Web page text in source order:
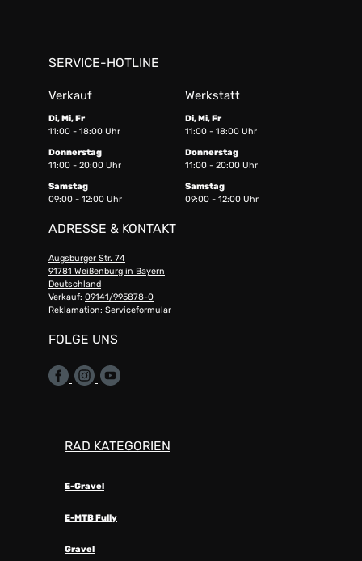
SERVICE-HOTLINE
Verkauf Werkstatt
Di, Mi, Fr
11:00 - 18:00 Uhr
Di, Mi, Fr
11:00 - 18:00 Uhr
Donnerstag
11:00 - 20:00 Uhr
Donnerstag
11:00 - 20:00 Uhr
Samstag
09:00 - 12:00 Uhr
Samstag
09:00 - 12:00 Uhr
ADRESSE & KONTAKT
Augsburger Str. 74
91781 Weißenburg in Bayern
Deutschland
Verkauf: 09141/995878-0
Reklamation: Serviceformular
FOLGE UNS
RAD KATEGORIEN
E-Gravel
E-MTB Fully
Gravel